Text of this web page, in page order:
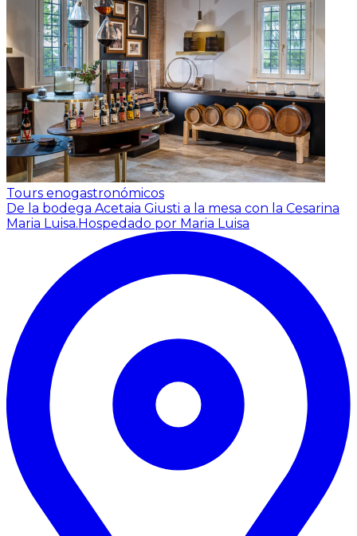
Tours enogastronómicos
De la bodega Acetaia Giusti a la mesa con la Cesarina
Maria Luisa.Hospedado por Maria Luisa